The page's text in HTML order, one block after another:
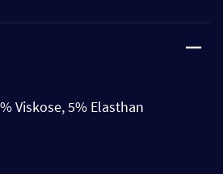
Viskose, 5% Elasthan